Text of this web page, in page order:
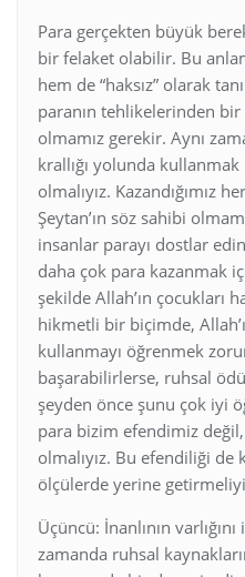
Para gerçekten büyük
bir felaket olabilir. Bu
hem de “haksız” olarak
paranın tehlikelerinden
olmamız gerekir. Aynı
krallığı yolunda
olmalıyız. Kazandığımız
Şeytan’ın söz sahibi
insanlar parayı dostlar
daha çok para kazanmak
şekilde Allah’ın çocukları
hikmetli bir biçimde,
kullanmayı öğrenmek
başarabilirlerse, ruhsal
şeyden önce şunu çok iyi
para bizim efendimiz
olmalıyız. Bu efendiliği
ölçülerde yerine
Üçüncü: İnanlının
zamanda ruhsal